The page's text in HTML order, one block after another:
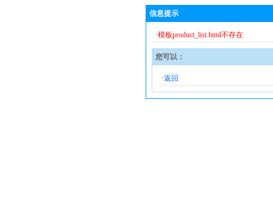
信息提示
·模板product_list.html不存在
您可以：
·返回